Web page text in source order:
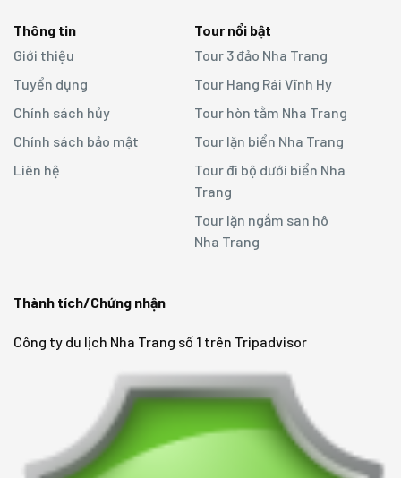
Thông tin
Giới thiệu
Tuyển dụng
Chính sách hủy
Chính sách bảo mật
Liên hệ
Tour nổi bật
Tour 3 đảo Nha Trang
Tour Hang Rái Vĩnh Hy
Tour hòn tằm Nha Trang
Tour lặn biển Nha Trang
Tour đi bộ dưới biển Nha
Trang
Tour lặn ngắm san hô
Nha Trang
Thành tích/Chứng nhận
Công ty du lịch Nha Trang số 1 trên Tripadvisor